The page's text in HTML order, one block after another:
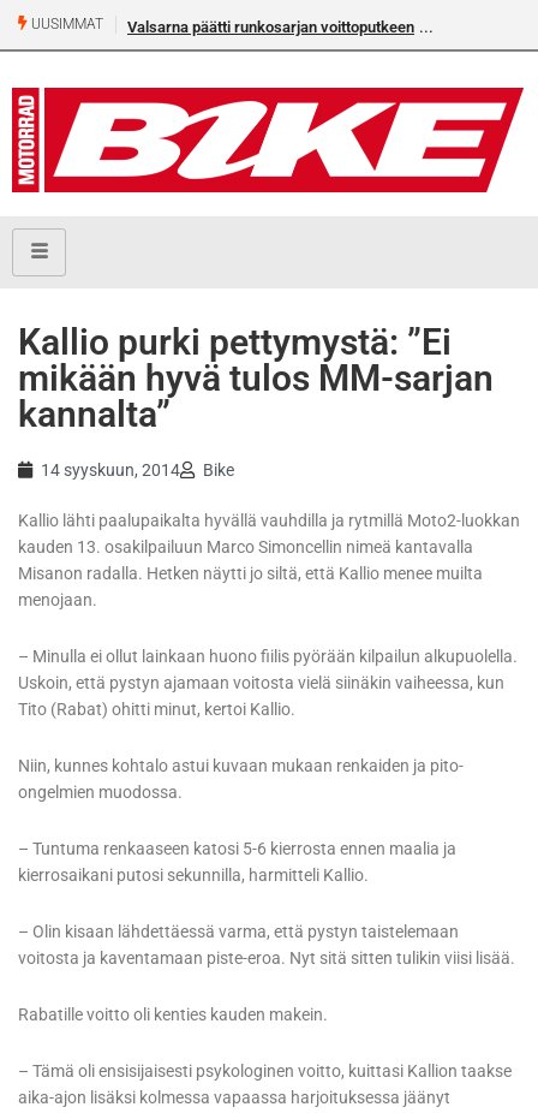
UUSIMMAT Valsarna päätti runkosarjan voittoputkeen
Kallio purki pettymystä: ”Ei
mikään hyvä tulos MM-sarjan
kannalta”
14 syyskuun, 2014 Bike
Kallio lähti paalupaikalta hyvällä vauhdilla ja rytmillä Moto2-luokkan
kauden 13. osakilpailuun Marco Simoncellin nimeä kantavalla
Misanon radalla. Hetken näytti jo siltä, että Kallio menee muilta
menojaan.
– Minulla ei ollut lainkaan huono fiilis pyörään kilpailun alkupuolella.
Uskoin, että pystyn ajamaan voitosta vielä siinäkin vaiheessa, kun
Tito (Rabat) ohitti minut, kertoi Kallio.
Niin, kunnes kohtalo astui kuvaan mukaan renkaiden ja pito-
ongelmien muodossa.
– Tuntuma renkaaseen katosi 5-6 kierrosta ennen maalia ja
kierrosaikani putosi sekunnilla, harmitteli Kallio.
– Olin kisaan lähdettäessä varma, että pystyn taistelemaan
voitosta ja kaventamaan piste-eroa. Nyt sitä sitten tulikin viisi lisää.
Rabatille voitto oli kenties kauden makein.
– Tämä oli ensisijaisesti psykologinen voitto, kuittasi Kallion taakse
aika-ajon lisäksi kolmessa vapaassa harjoituksessa jäänyt